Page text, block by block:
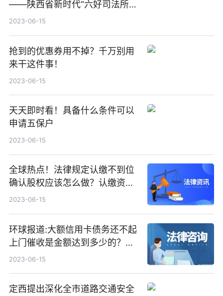
——陕西省新时代“六好司法所”
创建活动综述 观速讯
2023-06-15
抢到的优惠券用不掉？千万别用
来干这件事！
2023-06-15
天天即时看！具备什么条件可以
申请五保户
2023-06-15
全球热点！法律规定认缴不到位
确认股权应该怎么做？认缴资金
不到位的后果是什么？
2023-06-15
环球报道:大额信用卡债务还不起
上门催收是金额达到多少的？信
用卡欠太多无力偿还银行起诉要
2023-06-15
定西提出深化全市道路交通安全